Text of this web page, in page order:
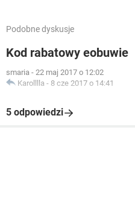
Podobne dyskusje
Kod rabatowy eobuwie
smaria - 22 maj 2017 o 12:02
Karolllla - 8 cze 2017 o 14:41
5 odpowiedzi